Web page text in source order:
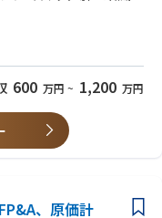
、立上げ
ー需要増に対応するため、
化
産設備メーカー・FAメー
600 万円 ~ 1,200 万円
、原価計